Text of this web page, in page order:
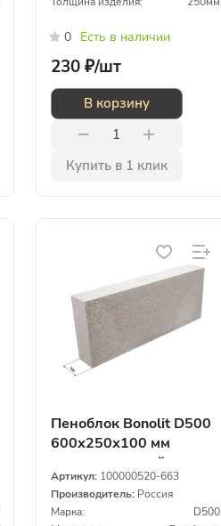
0 Есть в наличии
230 ₽/шт
В корзину
Купить в 1 клик
Пеноблок Bonolit D500
600х250х100 мм
газосиликатный
Артикул: 100000520-663
Производитель: Россия
Марка:
D500